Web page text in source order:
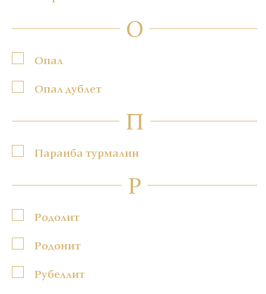
О
Опал
Опал дублет
П
Параиба турмалин
Р
Родолит
Родонит
Рубеллит